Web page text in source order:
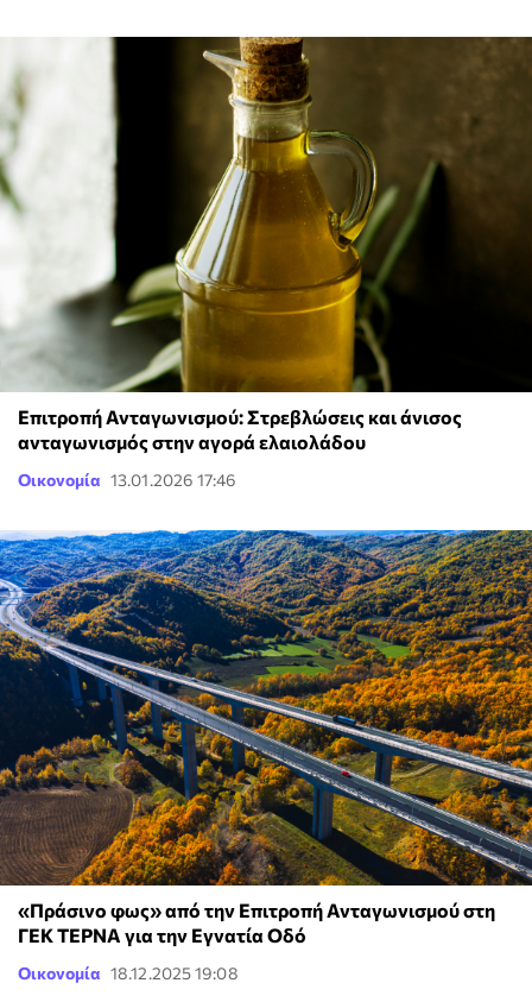
Επιτροπή Ανταγωνισμού: Στρεβλώσεις και άνισος
ανταγωνισμός στην αγορά ελαιολάδου
Οικονομία 13.01.2026 17:46
«Πράσινο φως» από την Επιτροπή Ανταγωνισμού στη
ΓΕΚ ΤΕΡΝΑ για την Εγνατία Οδό
Οικονομία 18.12.2025 19:08